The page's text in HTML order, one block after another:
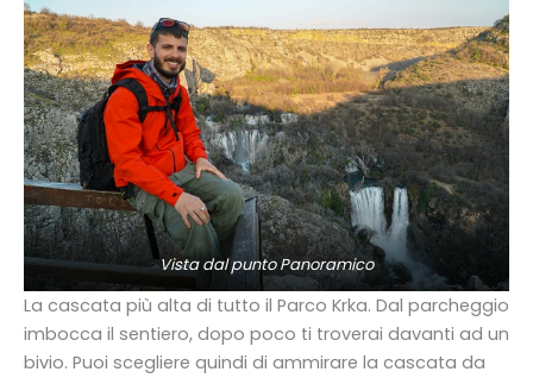
Vista dal punto Panoramico
La cascata più alta di tutto il Parco Krka. Dal parcheggio
imbocca il sentiero, dopo poco ti troverai davanti ad un
bivio. Puoi scegliere quindi di ammirare la cascata da